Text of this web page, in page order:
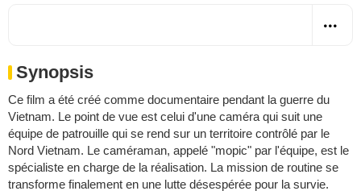
Synopsis
Ce film a été créé comme documentaire pendant la guerre du
Vietnam. Le point de vue est celui d'une caméra qui suit une
équipe de patrouille qui se rend sur un territoire contrôlé par le
Nord Vietnam. Le caméraman, appelé "mopic" par l'équipe, est le
spécialiste en charge de la réalisation. La mission de routine se
transforme finalement en une lutte désespérée pour la survie.